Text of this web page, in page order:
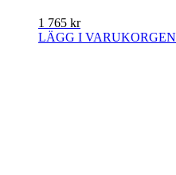
1 765 kr
LÄGG I VARUKORGEN